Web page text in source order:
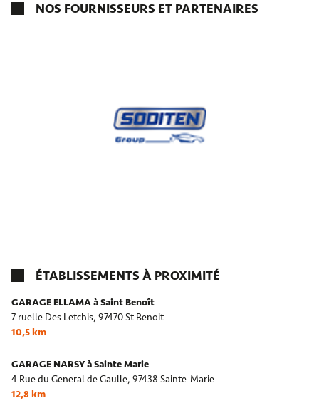
NOS FOURNISSEURS ET PARTENAIRES
ÉTABLISSEMENTS À PROXIMITÉ
GARAGE ELLAMA à Saint Benoît
7 ruelle Des Letchis, 97470 St Benoit
10,5 km
GARAGE NARSY à Sainte Marie
4 Rue du General de Gaulle, 97438 Sainte-Marie
12,8 km